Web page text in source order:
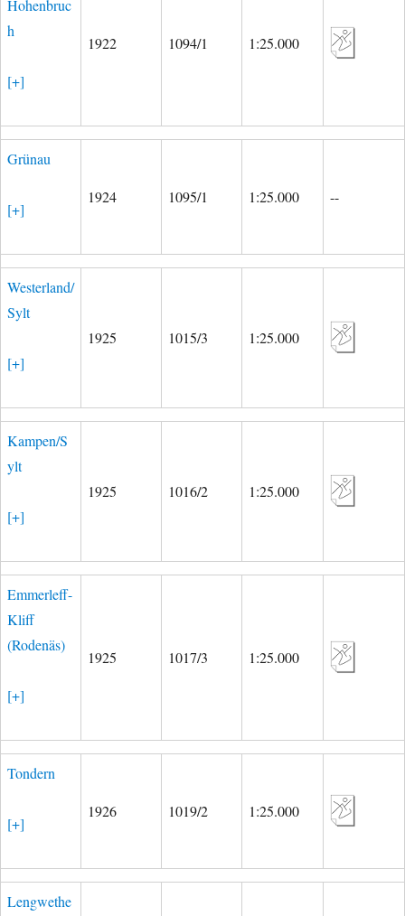
Hohenbruc
h
[+]
1922 1094/1 1:25.000
Grünau
[+]
1924 1095/1 1:25.000 --
Westerland/
Sylt
[+]
1925 1015/3 1:25.000
Kampen/S
ylt
[+]
1925 1016/2 1:25.000
Emmerleff-
Kliff
(Rodenäs)
[+]
1925 1017/3 1:25.000
Tondern
[+]
1926 1019/2 1:25.000
Lengwethe